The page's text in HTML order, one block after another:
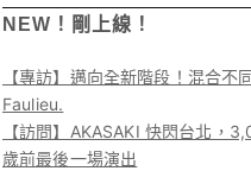
NEW！剛上線！
【專訪】邁向全新階段！混合不
Faulieu.
【訪問】AKASAKI 快閃台北，
歲前最後一場演出